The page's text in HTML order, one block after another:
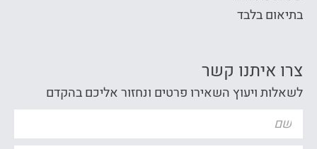
בתיאום בלבד
צרו איתנו קשר
לשאלות ויעוץ השאירו פרטים ונחזור אליכם בהקדם